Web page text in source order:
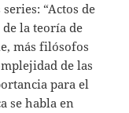
“Actos de
de la teoría de
más filósofos
de las
para el
se habla en